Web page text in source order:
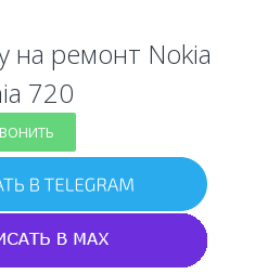
на ремонт Nokia
720